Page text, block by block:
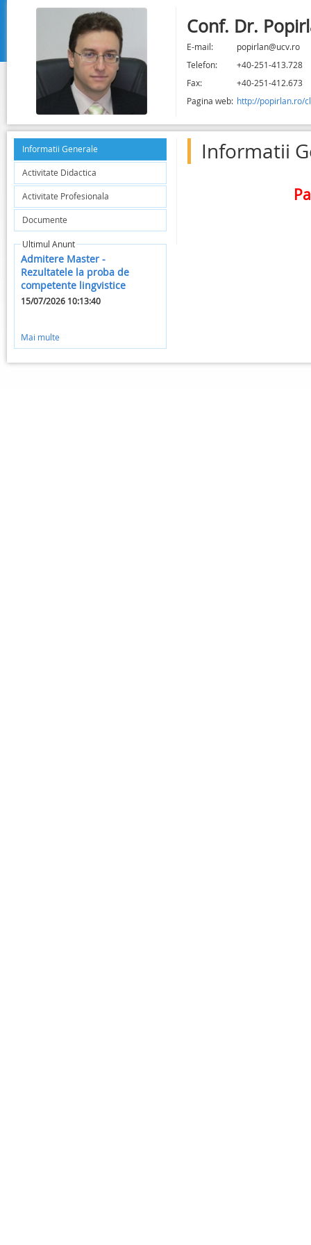
Conf. Dr.
E-mail:
popirlan@ucv.ro
Telefon:
+40-251-413.728
Fax:
+40-251-412.673
Pagina web: http://popirlan.ro/
Informatii Generale
Activitate Didactica
Activitate Profesionala
Documente
Ultimul Anunt
Admitere Master -
Rezultatele la proba de
competente lingvistice
15/07/2026 10:13:40
Mai multe
Informatii